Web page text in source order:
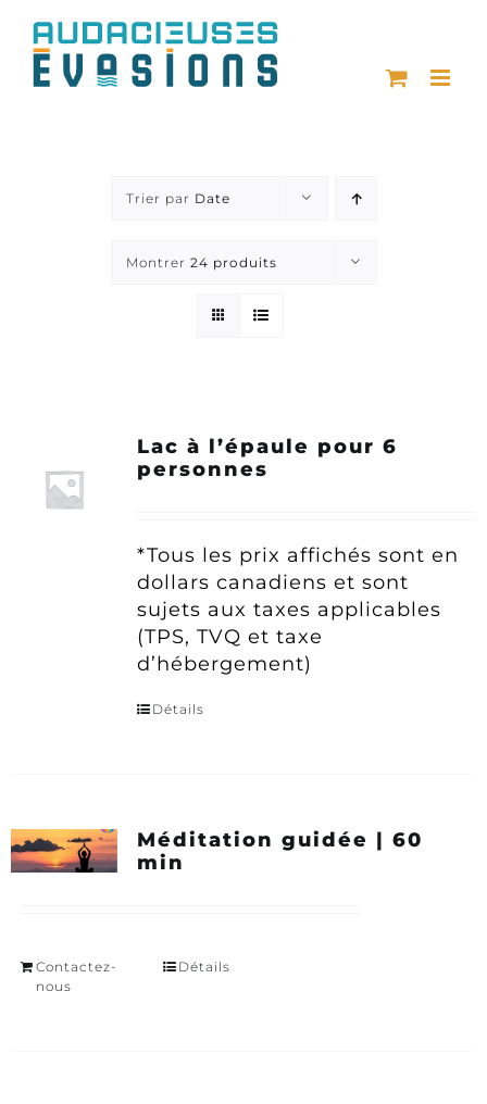
contenu
Trier par Date
Montrer 24 produits
Lac à l’épaule pour 6
personnes
*Tous les prix affichés sont en
dollars canadiens et sont
sujets aux taxes applicables
(TPS, TVQ et taxe
d’hébergement)
Détails
Méditation guidée | 60
min
Contactez-
nous
Détails